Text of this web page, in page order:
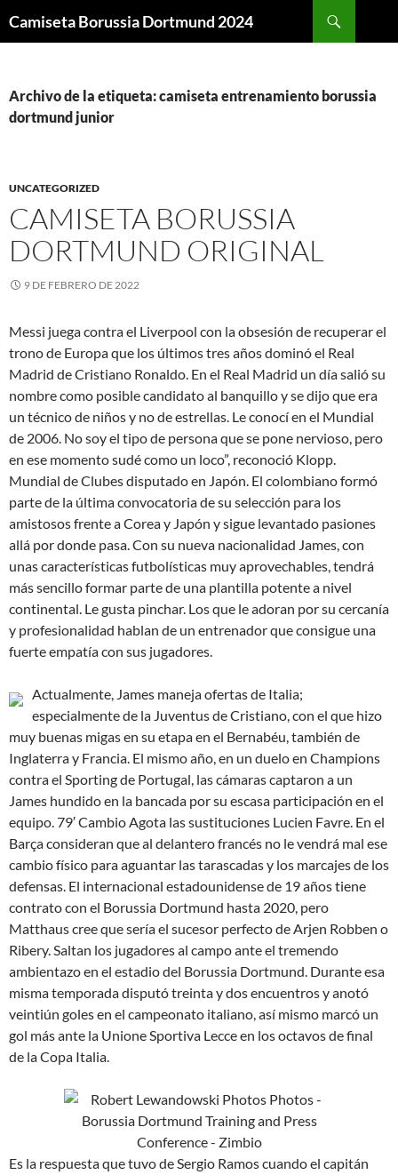
Camiseta Borussia Dortmund 2024
Archivo de la etiqueta: camiseta entrenamiento borussia
dortmund junior
UNCATEGORIZED
CAMISETA BORUSSIA
DORTMUND ORIGINAL
9 DE FEBRERO DE 2022
Messi juega contra el Liverpool con la obsesión de recuperar el
trono de Europa que los últimos tres años dominó el Real
Madrid de Cristiano Ronaldo. En el Real Madrid un día salió su
nombre como posible candidato al banquillo y se dijo que era
un técnico de niños y no de estrellas. Le conocí en el Mundial
de 2006. No soy el tipo de persona que se pone nervioso, pero
en ese momento sudé como un loco”, reconoció Klopp.
Mundial de Clubes disputado en Japón. El colombiano formó
parte de la última convocatoria de su selección para los
amistosos frente a Corea y Japón y sigue levantado pasiones
allá por donde pasa. Con su nueva nacionalidad James, con
unas características futbolísticas muy aprovechables, tendrá
más sencillo formar parte de una plantilla potente a nivel
continental. Le gusta pinchar. Los que le adoran por su cercanía
y profesionalidad hablan de un entrenador que consigue una
fuerte empatía con sus jugadores.
Actualmente, James maneja ofertas de Italia;
especialmente de la Juventus de Cristiano, con el que hizo
muy buenas migas en su etapa en el Bernabéu, también de
Inglaterra y Francia. El mismo año, en un duelo en Champions
contra el Sporting de Portugal, las cámaras captaron a un
James hundido en la bancada por su escasa participación en el
equipo. 79′ Cambio Agota las sustituciones Lucien Favre. En el
Barça consideran que al delantero francés no le vendrá mal ese
cambio físico para aguantar las tarascadas y los marcajes de los
defensas. El internacional estadounidense de 19 años tiene
contrato con el Borussia Dortmund hasta 2020, pero
Matthaus cree que sería el sucesor perfecto de Arjen Robben o
Ribery. Saltan los jugadores al campo ante el tremendo
ambientazo en el estadio del Borussia Dortmund. Durante esa
misma temporada disputó treinta y dos encuentros y anotó
veintiún goles en el campeonato italiano, así mismo marcó un
gol más ante la Unione Sportiva Lecce en los octavos de final
de la Copa Italia.
Es la respuesta que tuvo de Sergio Ramos cuando el capitán